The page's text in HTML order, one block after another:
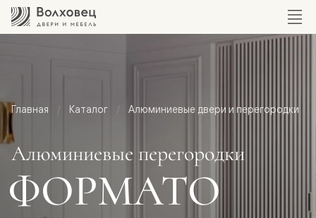
Главная Каталог Алюминиевые двери и перегородки
Алюминиевые перегородки
ФОРМАТО